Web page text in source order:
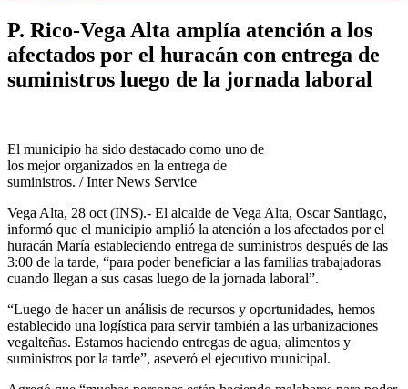
P. Rico-Vega Alta amplía atención a los
afectados por el huracán con entrega de
suministros luego de la jornada laboral
El municipio ha sido destacado como uno de
los mejor organizados en la entrega de
suministros. / Inter News Service
Vega Alta, 28 oct (INS).- El alcalde de Vega Alta, Oscar Santiago,
informó que el municipio amplió la atención a los afectados por el
huracán María estableciendo entrega de suministros después de las
3:00 de la tarde, “para poder beneficiar a las familias trabajadoras
cuando llegan a sus casas luego de la jornada laboral”.
“Luego de hacer un análisis de recursos y oportunidades, hemos
establecido una logística para servir también a las urbanizaciones
vegalteñas. Estamos haciendo entregas de agua, alimentos y
suministros por la tarde”, aseveró el ejecutivo municipal.